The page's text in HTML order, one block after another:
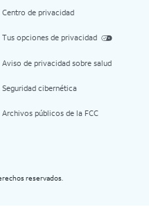
Centro de privacidad
Tus opciones de privacidad
Aviso de privacidad sobre salud
Seguridad cibernética
Archivos públicos de la FCC
reservados.